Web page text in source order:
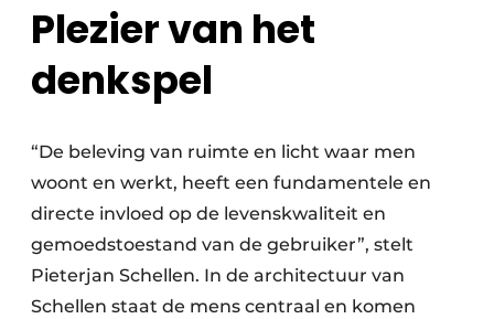
Plezier van het
denkspel
“De beleving van ruimte en licht waar men
woont en werkt, heeft een fundamentele en
directe invloed op de levenskwaliteit en
gemoedstoestand van de gebruiker”, stelt
Pieterjan Schellen. In de architectuur van
Schellen staat de mens centraal en komen